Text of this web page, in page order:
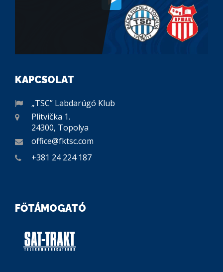
KAPCSOLAT
„TSC” Labdarúgó Klub
Plitvička 1.
24300, Topolya
office@fktsc.com
+381 24 224 187
FŐTÁMOGATÓ